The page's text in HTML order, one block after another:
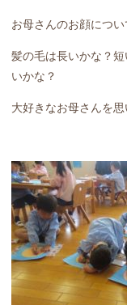
お母さんのお顔につ
髪の毛は長いかな？
いかな？
大好きなお母さんを